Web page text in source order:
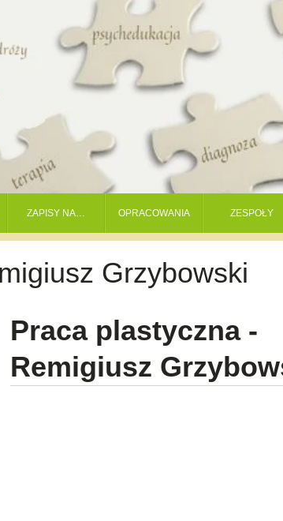
ZAPISY NA… OPRACOWANIA ZESPOŁY
Grzybowski
Praca plastyczna -
Remigiusz